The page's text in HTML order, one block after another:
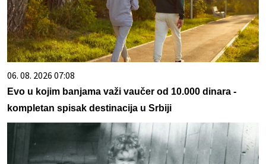
06. 08. 2026 07:08
Evo u kojim banjama važi vaučer od 10.000 dinara -
kompletan spisak destinacija u Srbiji